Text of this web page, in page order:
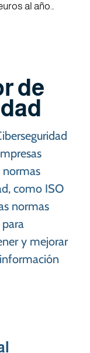
al año..
de
como ISO
normas
y mejorar